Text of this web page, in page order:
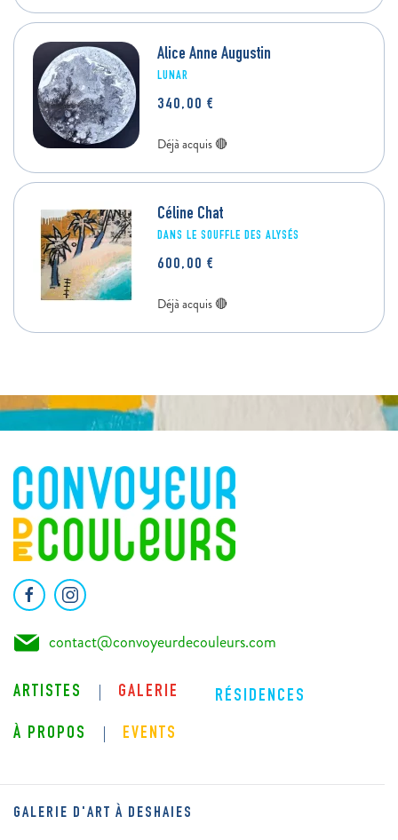
Alice Anne Augustin
LUNAR
340,00 €
Céline Chat
DANS LE SOUFFLE DES ALYSÉS
600,00 €
contact@convoyeurdecouleurs.com
ARTISTES GALERIE RÉSIDENCES
À PROPOS EVENTS
GALERIE D'ART À DESHAIES